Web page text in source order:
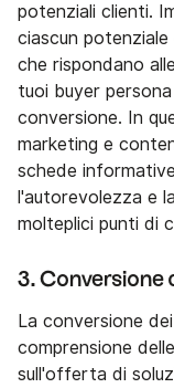
potenziali clienti.
ciascun
che rispondano
tuoi buyer
conversione. In
marketing e
schede
l'autorevolezza e
molteplici punti di
3. Conversione
La conversione
comprensione
sull'offerta di